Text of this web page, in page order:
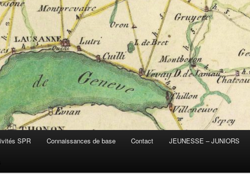
SPR Connaissances de base Contact JEUNESSE – JUNIORS